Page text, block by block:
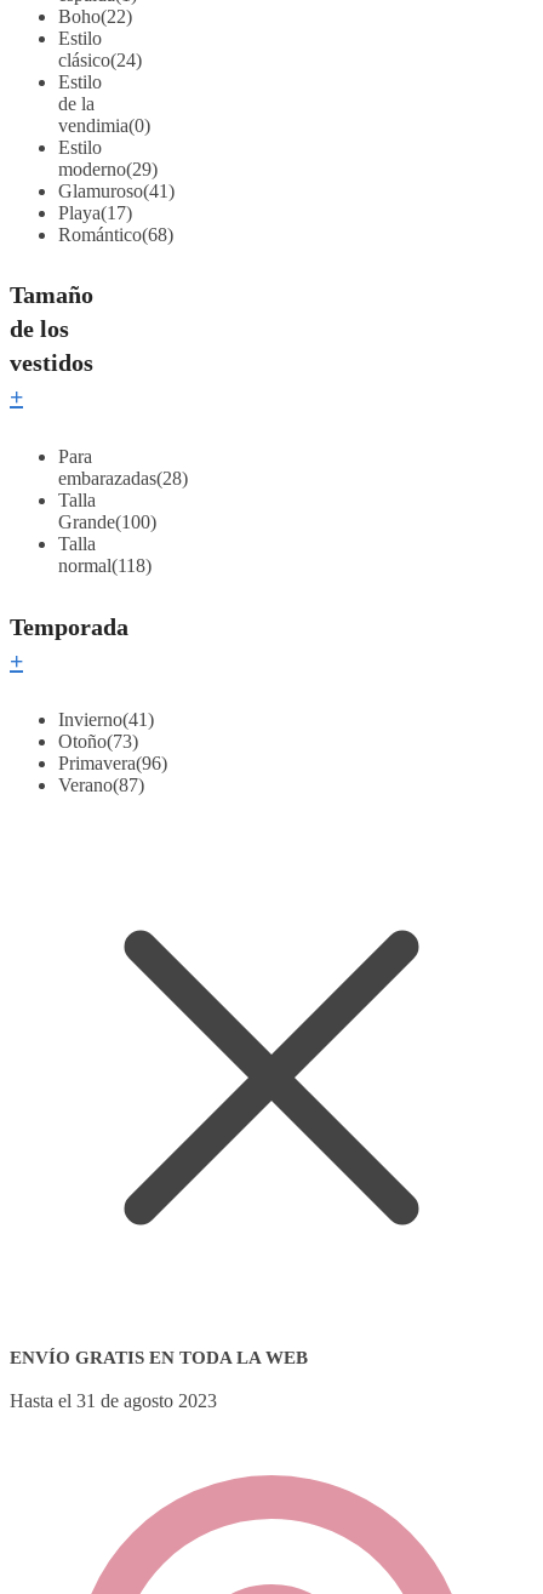
Boho(22)
Estilo
clásico(24)
Estilo
de la
vendimia(0)
Estilo
moderno(29)
Glamuroso(41)
Playa(17)
Romántico(68)
Tamaño
de los
vestidos
+
Para
embarazadas(28)
Talla
Grande(100)
Talla
normal(118)
Temporada
+
Invierno(41)
Otoño(73)
Primavera(96)
Verano(87)
ENVÍO GRATIS EN TODA LA WEB
Hasta el 31 de agosto 2023